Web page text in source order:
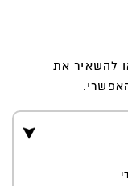
להשאיר את